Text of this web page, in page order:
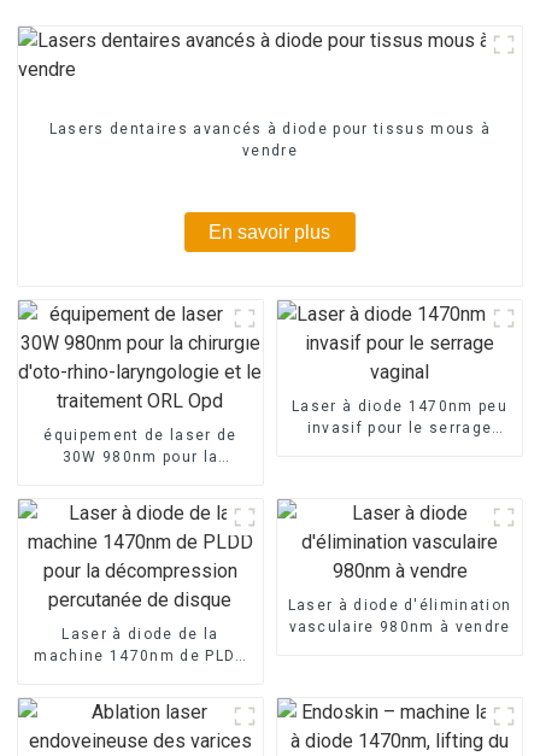
Lasers dentaires avancés à diode pour tissus mous à
vendre
En savoir plus
équipement de laser de
30W 980nm pour la
traitement ORL Opd
Laser à diode 1470nm peu
invasif pour le serrage
Laser à diode de la
machine 1470nm de PLDD
Laser à diode d'élimination
vasculaire 980nm à vendre